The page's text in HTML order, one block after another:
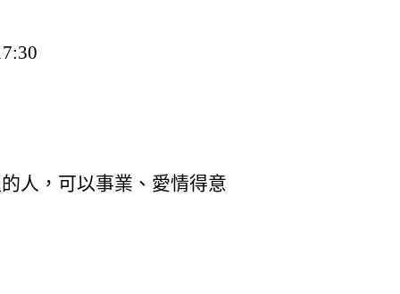
人，可以事業、愛情得意